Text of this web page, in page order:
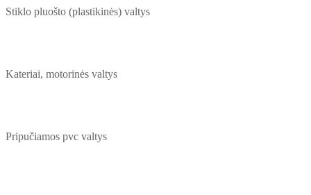
Stiklo pluošto (plastikinės) valtys
Kateriai, motorinės valtys
Pripučiamos pvc valtys